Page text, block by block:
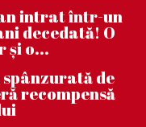
intrat într-un
decedată! O
și o...
spânzurată de
recompensă